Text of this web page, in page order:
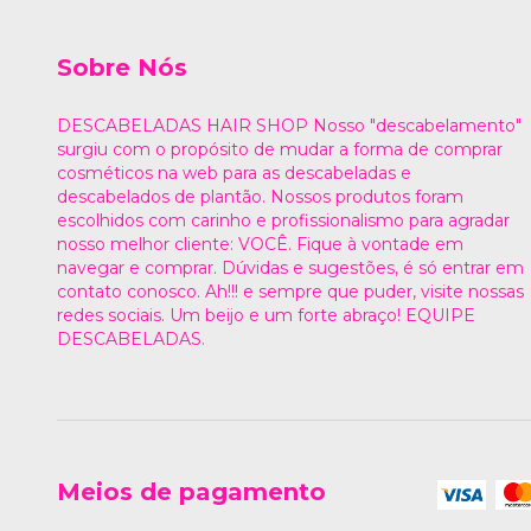
Sobre Nós
DESCABELADAS HAIR SHOP Nosso "descabelamento"
surgiu com o propósito de mudar a forma de comprar
cosméticos na web para as descabeladas e
descabelados de plantão. Nossos produtos foram
escolhidos com carinho e profissionalismo para agradar
nosso melhor cliente: VOCÊ. Fique à vontade em
navegar e comprar. Dúvidas e sugestões, é só entrar em
contato conosco. Ah!!! e sempre que puder, visite nossas
redes sociais. Um beijo e um forte abraço! EQUIPE
DESCABELADAS.
Meios de pagamento